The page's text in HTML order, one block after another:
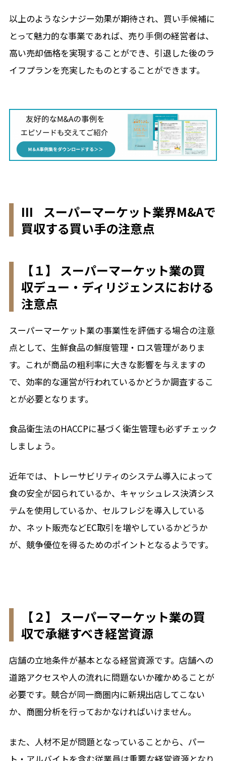
以上のようなシナジー効果が期待され、買い手候補に
とって魅力的な事業であれば、売り手側の経営者は、
高い売却価格を実現することができ、引退した後のラ
イフプランを充実したものとすることができます。
III スーパーマーケット業界M&Aで
買収する買い手の注意点
【１】 スーパーマーケット業の買
収デュー・ディリジェンスにおける
注意点
スーパーマーケット業の事業性を評価する場合の注意
点として、生鮮食品の鮮度管理・ロス管理がありま
す。これが商品の粗利率に大きな影響を与えますの
で、効率的な運営が行われているかどうか調査するこ
とが必要となります。
食品衛生法のHACCPに基づく衛生管理も必ずチェック
しましょう。
近年では、トレーサビリティのシステム導入によって
食の安全が図られているか、キャッシュレス決済シス
テムを使用しているか、セルフレジを導入している
か、ネット販売などEC取引を増やしているかどうか
が、競争優位を得るためのポイントとなるようです。
【２】 スーパーマーケット業の買
収で承継すべき経営資源
店舗の立地条件が基本となる経営資源です。店舗への
道路アクセスや人の流れに問題ないか確かめることが
必要です。競合が同一商圏内に新規出店してこない
か、商圏分析を行っておかなければいけません。
また、人材不足が問題となっていることから、パー